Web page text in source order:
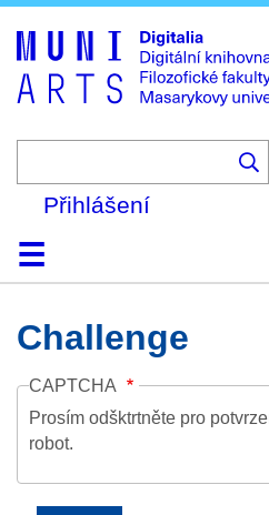
to
Přihlášení
DomůKolekce
Prohlížení
Vyhledávání
O platformě
Nápověda
Kontakt
Challenge
CAPTCHA
Prosím odšktrtněte pro
robot.